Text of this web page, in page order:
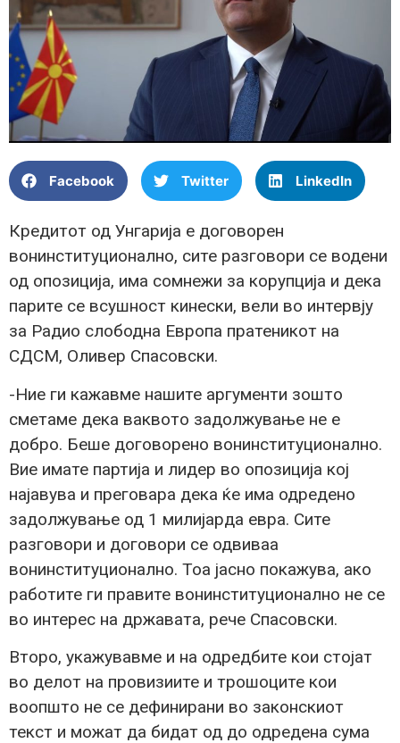
Facebook Twitter LinkedIn
Кредитот од Унгарија е договорен
вонинституционално, сите разговори се водени
од опозиција, има сомнежи за корупција и дека
парите се всушност кинески, вели во интервју
за Радио слободна Европа пратеникот на
СДСМ, Оливер Спасовски.
-Ние ги кажавме нашите аргументи зошто
сметаме дека ваквото задолжување не е
добро. Беше договорено вонинституционално.
Вие имате партија и лидер во опозиција кој
најавува и преговара дека ќе има одредено
задолжување од 1 милијарда евра. Сите
разговори и договори се одвиваа
вонинституционално. Тоа јасно покажува, ако
работите ги правите вонинституционално не се
во интерес на државата, рече Спасовски.
Второ, укажувавме и на одредбите кои стојат
во делот на провизиите и трошоците кои
воопшто не се дефинирани во законскиот
текст и можат да бидат од до одредена сума